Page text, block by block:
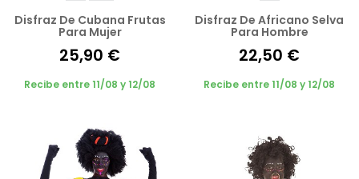
Disfraz De Cubana Frutas
Para Mujer
25,90 €
Recibe entre 11/08 y 12/08
Disfraz De Africano Selva
Para Hombre
22,50 €
Recibe entre 11/08 y 12/08